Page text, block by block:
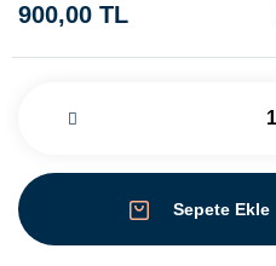
900,00 TL
Sepete Ekle